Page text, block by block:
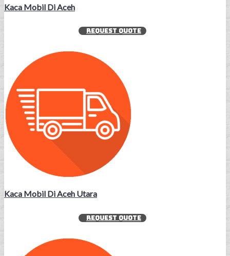
Kaca Mobil Di Aceh
REQUEST QUOTE
Kaca Mobil Di Aceh Utara
REQUEST QUOTE